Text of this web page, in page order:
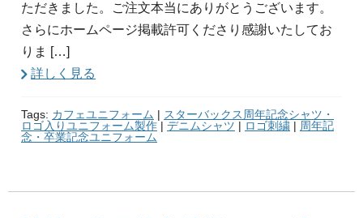
ただきました。ご注文本当にありがとうございます。
さらにホームページ掲載許可くださり感謝いたしてお
りま […]
詳しく見る
Tags: カフェユニフォーム | スターバックス周年記念シャツ・
ロゴ入りユニフォーム製作 | デニムシャツ | ロゴ刺繍 | 周年記
念・卒業記念ユニフォーム